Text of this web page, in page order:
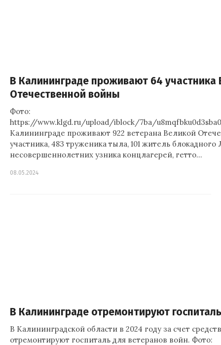
В Калининграде проживают 64 участника
Отечественной войны
Фото:
https://www.klgd.ru/upload/iblock/7ba/
Калининграде проживают 922 ветерана Великой
участника, 483 труженика тыла, 101 житель
несовершеннолетних узника концлагерей, гетто…
08.05.2024
В Калининграде отремонтируют
В Калининградской области в 2024 году за счет
отремонтируют госпиталь для ветеранов войн. Фото: